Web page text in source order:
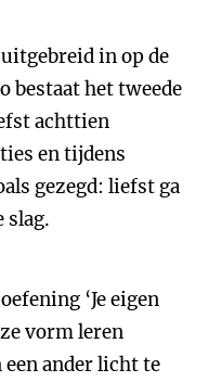
in op de
bestaat het tweede
achttien
en tijdens
gezegd: liefst ga
slag.
‘Je eigen
vorm leren
ander licht te